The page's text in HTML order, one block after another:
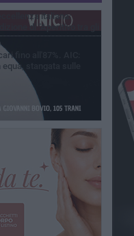
italiana:
di "Aperitivo tra gli
fino all'87%. AIC:
stangata sulle